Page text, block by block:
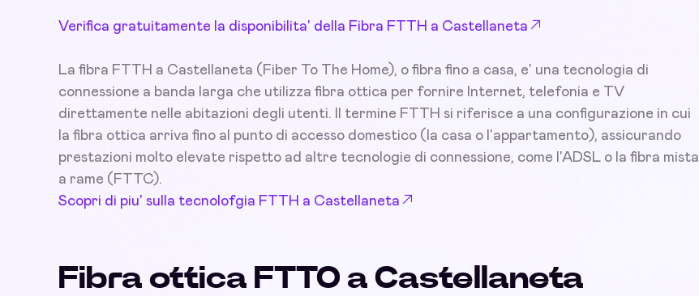
Verifica gratuitamente la disponibilita' della Fibra FTTH a Castellaneta
La fibra FTTH a Castellaneta (Fiber To The Home), o fibra fino a casa, e' una tecnologia di
connessione a banda larga che utilizza fibra ottica per fornire Internet, telefonia e TV
direttamente nelle abitazioni degli utenti. Il termine FTTH si riferisce a una configurazione in cui
la fibra ottica arriva fino al punto di accesso domestico (la casa o l'appartamento), assicurando
prestazioni molto elevate rispetto ad altre tecnologie di connessione, come l'ADSL o la fibra mista
a rame (FTTC).
Scopri di piu' sulla tecnolofgia FTTH a Castellaneta
Fibra ottica FTTO a Castellaneta